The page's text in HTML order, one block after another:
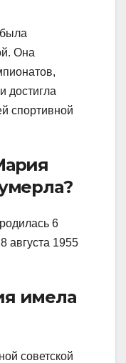
Она
достигла
спортивной
6
августа 1955
имела
советской